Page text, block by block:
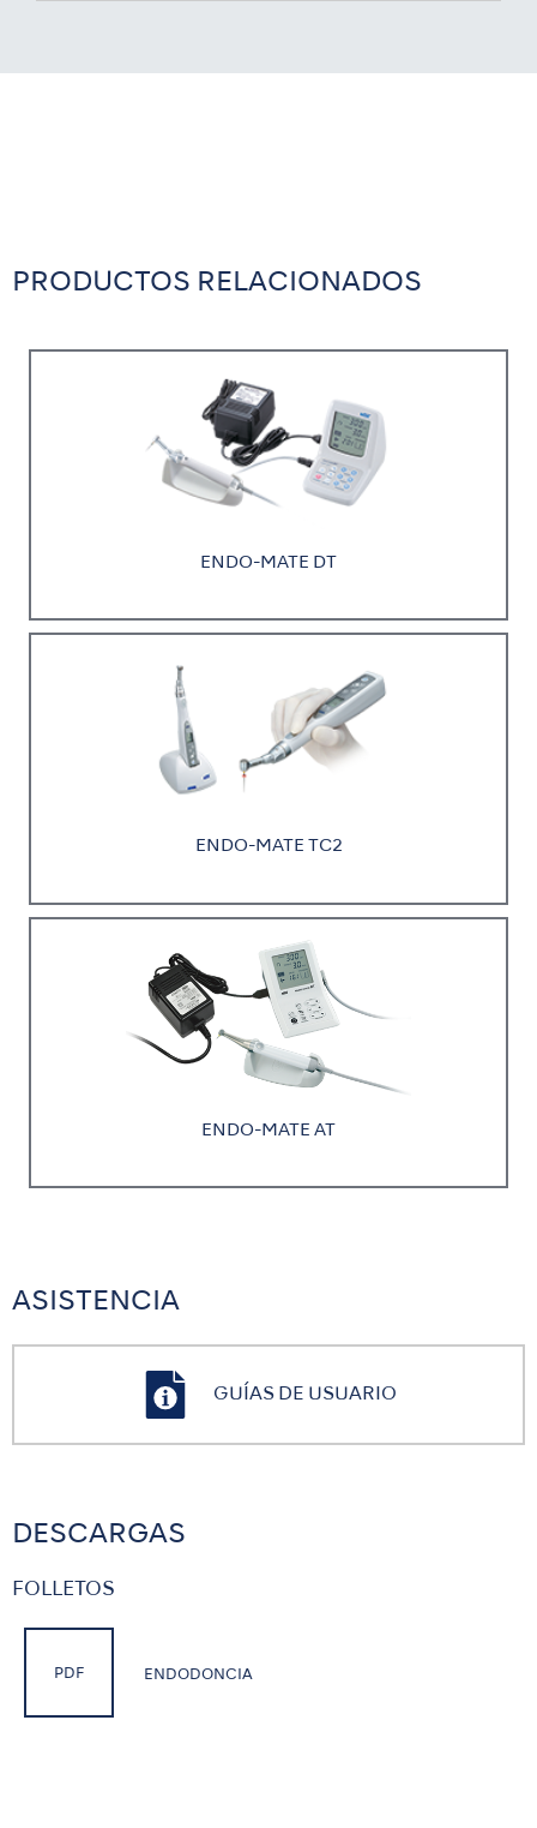
PRODUCTOS RELACIONADOS
ENDO-MATE DT
ENDO-MATE TC2
ENDO-MATE AT
ASISTENCIA
GUÍAS DE USUARIO
DESCARGAS
FOLLETOS
PDF ENDODONCIA